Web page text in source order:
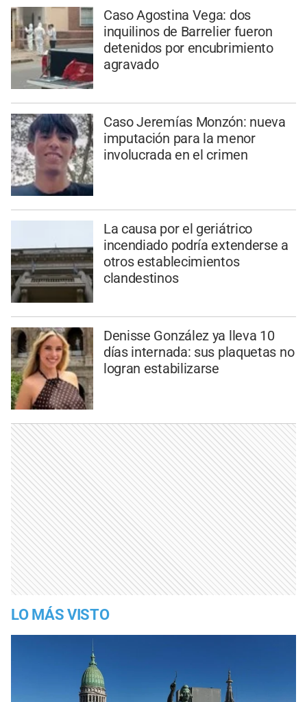
Caso Agostina Vega: dos
inquilinos de Barrelier fueron
detenidos por encubrimiento
agravado
Caso Jeremías Monzón: nueva
imputación para la menor
involucrada en el crimen
La causa por el geriátrico
incendiado podría extenderse a
otros establecimientos
clandestinos
Denisse González ya lleva 10
días internada: sus plaquetas no
logran estabilizarse
LO MÁS VISTO